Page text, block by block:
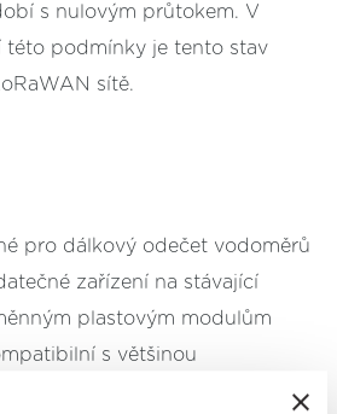
s nulovým průtokem. V
této podmínky je tento stav
sítě.
pro dálkový odečet vodoměrů
zařízení na stávající
plastovým modulům
s většinou
Jeho velkou výhodou je, že